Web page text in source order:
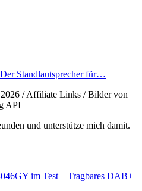
Standlautsprecher für…
/ Affiliate Links / Bilder von
API
und unterstütze mich damit.
im Test – Tragbares DAB+